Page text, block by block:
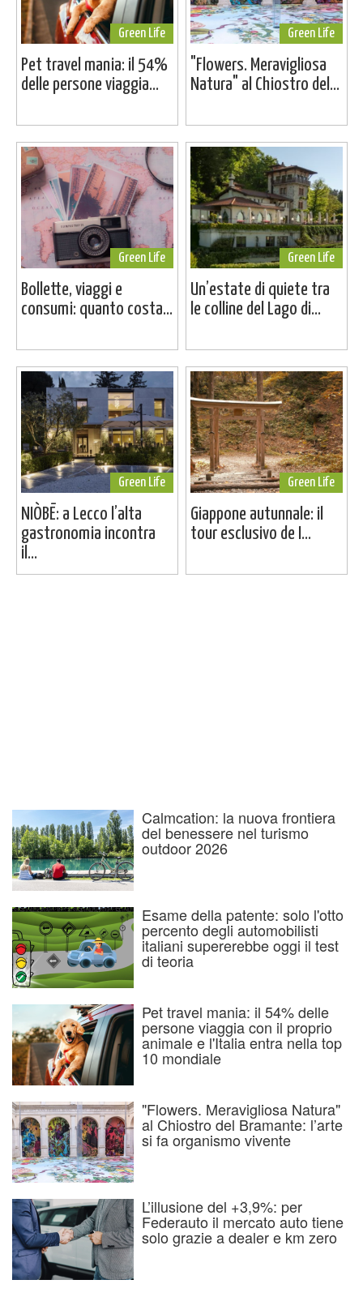
Green Life
Pet travel mania: il 54%
delle persone viaggia...
Green Life
"Flowers. Meravigliosa
Natura" al Chiostro del...
Green Life
Bollette, viaggi e
consumi: quanto costa...
Green Life
Un’estate di quiete tra
le colline del Lago di...
Green Life
NIÒBĒ: a Lecco l’alta
gastronomia incontra
il...
Green Life
Giappone autunnale: il
tour esclusivo de I...
Calmcation: la nuova frontiera
del benessere nel turismo
outdoor 2026
Esame della patente: solo l'otto
percento degli automobilisti
italiani supererebbe oggi il test
di teoria
Pet travel mania: il 54% delle
persone viaggia con il proprio
animale e l'Italia entra nella top
10 mondiale
"Flowers. Meravigliosa Natura"
al Chiostro del Bramante: l’arte
si fa organismo vivente
L’illusione del +3,9%: per
Federauto il mercato auto tiene
solo grazie a dealer e km zero